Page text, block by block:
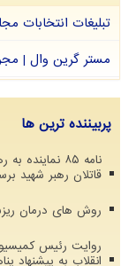
تبلیغات انتخابات
مستر گرین وال |
پربیننده ترین ها
نامه ۸۵
قاتلان رهبر شهید
روش های درمان
روایت رئیس
انقلاب به پیشنهاد